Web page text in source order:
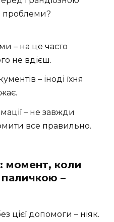
проблеми?
– на це часто
не вдієш.
– іноді їхня
– не завжди
все правильно.
момент, коли
паличкою –
цієї допомоги – ніяк.